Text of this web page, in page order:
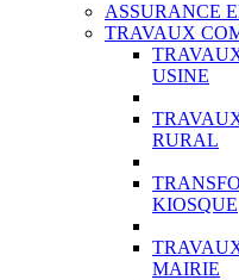
ASSURANCE
TRAVAUX
USINE
RURAL
KIOSQUE
MAIRIE